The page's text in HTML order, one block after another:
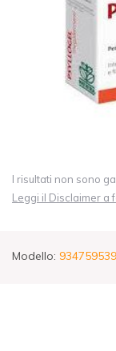
I risultati non sono
Leggi il Disclaimer a
Modello: 934759539